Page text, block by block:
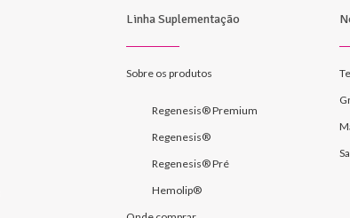
Linha Suplementação
Sobre os produtos
Regenesis® Premium
Regenesis®
Regenesis® Pré
Hemolip®